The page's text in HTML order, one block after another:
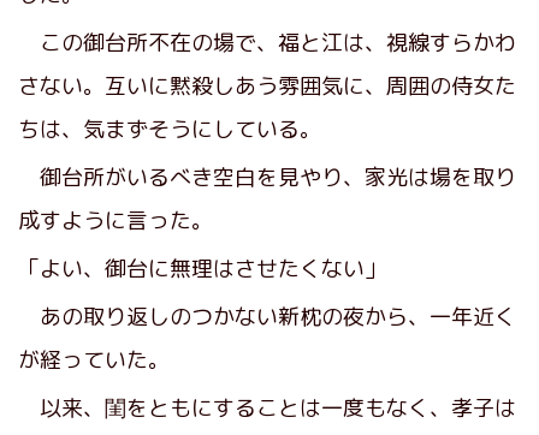
この御台所不在の場で、福と江は、視線すらかわ
さない。互いに黙殺しあう雰囲気に、周囲の侍女た
ちは、気まずそうにしている。
御台所がいるべき空白を見やり、家光は場を取り
成すように言った。
「よい、御台に無理はさせたくない」
あの取り返しのつかない新枕の夜から、一年近く
が経っていた。
以来、閨をともにすることは一度もなく、孝子は